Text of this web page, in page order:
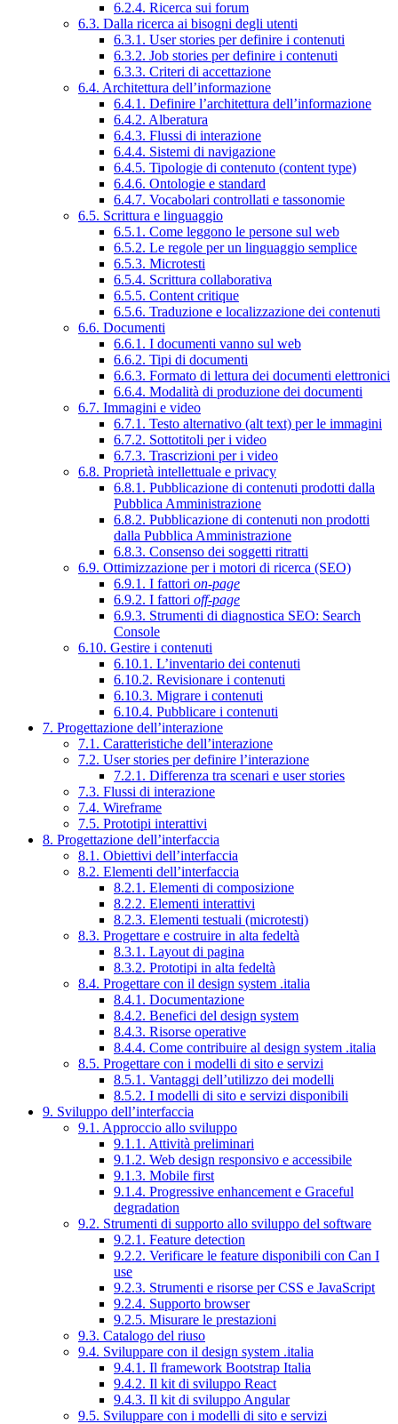
6.2.4. Ricerca sui forum
6.3. Dalla ricerca ai bisogni degli utenti
6.3.1. User stories per definire i contenuti
6.3.2. Job stories per definire i contenuti
6.3.3. Criteri di accettazione
6.4. Architettura dell’informazione
6.4.1. Definire l’architettura dell’informazione
6.4.2. Alberatura
6.4.3. Flussi di interazione
6.4.4. Sistemi di navigazione
6.4.5. Tipologie di contenuto (content type)
6.4.6. Ontologie e standard
6.4.7. Vocabolari controllati e tassonomie
6.5. Scrittura e linguaggio
6.5.1. Come leggono le persone sul web
6.5.2. Le regole per un linguaggio semplice
6.5.3. Microtesti
6.5.4. Scrittura collaborativa
6.5.5. Content critique
6.5.6. Traduzione e localizzazione dei contenuti
6.6. Documenti
6.6.1. I documenti vanno sul web
6.6.2. Tipi di documenti
6.6.3. Formato di lettura dei documenti elettronici
6.6.4. Modalità di produzione dei documenti
6.7. Immagini e video
6.7.1. Testo alternativo (alt text) per le immagini
6.7.2. Sottotitoli per i video
6.7.3. Trascrizioni per i video
6.8. Proprietà intellettuale e privacy
6.8.1. Pubblicazione di contenuti prodotti dalla
Pubblica Amministrazione
6.8.2. Pubblicazione di contenuti non prodotti
dalla Pubblica Amministrazione
6.8.3. Consenso dei soggetti ritratti
6.9. Ottimizzazione per i motori di ricerca (SEO)
6.9.1. I fattori on-page
6.9.2. I fattori off-page
6.9.3. Strumenti di diagnostica SEO: Search
Console
6.10. Gestire i contenuti
6.10.1. L’inventario dei contenuti
6.10.2. Revisionare i contenuti
6.10.3. Migrare i contenuti
6.10.4. Pubblicare i contenuti
7. Progettazione dell’interazione
7.1. Caratteristiche dell’interazione
7.2. User stories per definire l’interazione
7.2.1. Differenza tra scenari e user stories
7.3. Flussi di interazione
7.4. Wireframe
7.5. Prototipi interattivi
8. Progettazione dell’interfaccia
8.1. Obiettivi dell’interfaccia
8.2. Elementi dell’interfaccia
8.2.1. Elementi di composizione
8.2.2. Elementi interattivi
8.2.3. Elementi testuali (microtesti)
8.3. Progettare e costruire in alta fedeltà
8.3.1. Layout di pagina
8.3.2. Prototipi in alta fedeltà
8.4. Progettare con il design system .italia
8.4.1. Documentazione
8.4.2. Benefici del design system
8.4.3. Risorse operative
8.4.4. Come contribuire al design system .italia
8.5. Progettare con i modelli di sito e servizi
8.5.1. Vantaggi dell’utilizzo dei modelli
8.5.2. I modelli di sito e servizi disponibili
9. Sviluppo dell’interfaccia
9.1. Approccio allo sviluppo
9.1.1. Attività preliminari
9.1.2. Web design responsivo e accessibile
9.1.3. Mobile first
9.1.4. Progressive enhancement e Graceful
degradation
9.2. Strumenti di supporto allo sviluppo del software
9.2.1. Feature detection
9.2.2. Verificare le feature disponibili con Can I
use
9.2.3. Strumenti e risorse per CSS e JavaScript
9.2.4. Supporto browser
9.2.5. Misurare le prestazioni
9.3. Catalogo del riuso
9.4. Sviluppare con il design system .italia
9.4.1. Il framework Bootstrap Italia
9.4.2. Il kit di sviluppo React
9.4.3. Il kit di sviluppo Angular
9.5. Sviluppare con i modelli di sito e servizi